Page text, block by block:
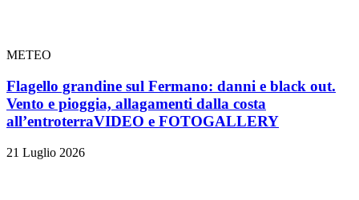
METEO
Flagello grandine sul Fermano: danni e black out.
Vento e pioggia, allagamenti dalla costa
all’entroterraVIDEO e FOTOGALLERY
21 Luglio 2026